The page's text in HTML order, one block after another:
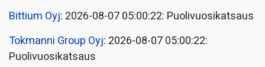
Bittium Oyj: 2026-08-07 05:00:22: Puolivuosikatsaus
Tokmanni Group Oyj: 2026-08-07 05:00:22:
Puolivuosikatsaus